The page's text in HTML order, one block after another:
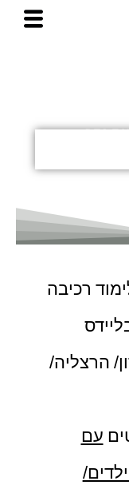
יתר
רכיבה
הרצליה/
עם